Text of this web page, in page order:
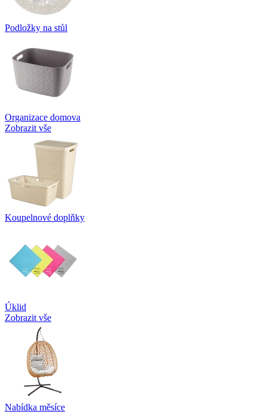
Podložky na stůl
Organizace domova
Zobrazit vše
Koupelnové doplňky
Úklid
Zobrazit vše
Nabídka měsíce